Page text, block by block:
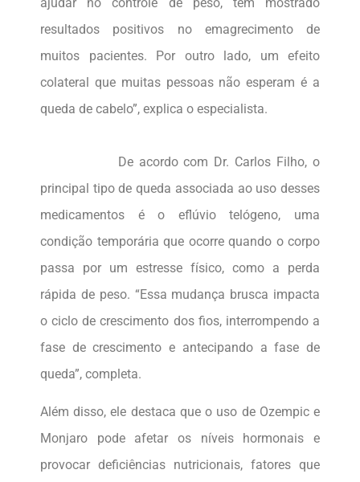
resultados positivos no emagrecimento de
muitos pacientes. Por outro lado, um efeito
colateral que muitas pessoas não esperam é a
queda de cabelo”, explica o especialista.
De acordo com Dr. Carlos Filho, o
principal tipo de queda associada ao uso desses
medicamentos é o eflúvio telógeno, uma
condição temporária que ocorre quando o corpo
passa por um estresse físico, como a perda
rápida de peso. “Essa mudança brusca impacta
o ciclo de crescimento dos fios, interrompendo a
fase de crescimento e antecipando a fase de
queda”, completa.
Além disso, ele destaca que o uso de Ozempic e
Monjaro pode afetar os níveis hormonais e
provocar deficiências nutricionais, fatores que